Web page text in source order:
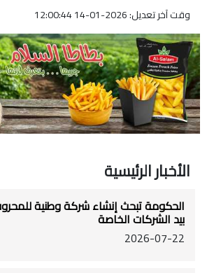
وقت آخر تعديل: 2026-01-14 12:00:44
الأخبار الرئيسية
الحكومة تبحث إنشاء شركة وطنية
بيد الشركات الخاصة
2026-07-22